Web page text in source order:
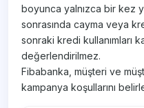
boyunca yalnızca bir kez
sonrasında cayma veya
sonraki kredi kullanımları
değerlendirilmez.
Fibabanka, müşteri ve
kampanya koşullarını